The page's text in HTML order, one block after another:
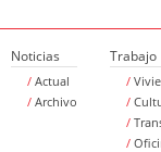
Noticias
/ Actual
/ Archivo
Trabajo
/
/
/
/